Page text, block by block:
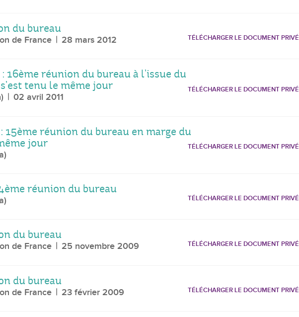
du bureau
TÉLÉCHARGER LE DOCUMENT PRIVÉ
de France 28 mars 2012
16ème réunion du bureau à l’issue du
tenu le même jour
TÉLÉCHARGER LE DOCUMENT PRIVÉ
02 avril 2011
15ème réunion du bureau en marge du
jour
TÉLÉCHARGER LE DOCUMENT PRIVÉ
réunion du bureau
TÉLÉCHARGER LE DOCUMENT PRIVÉ
du bureau
TÉLÉCHARGER LE DOCUMENT PRIVÉ
de France 25 novembre 2009
du bureau
TÉLÉCHARGER LE DOCUMENT PRIVÉ
de France 23 février 2009